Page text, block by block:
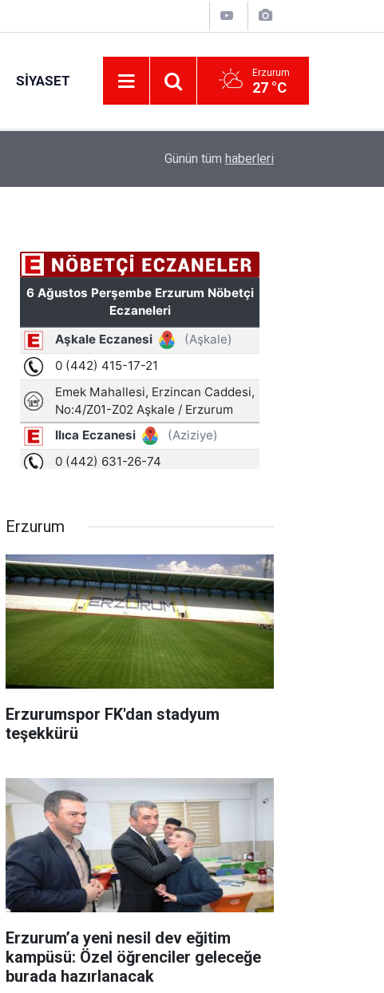
SIYASET Erzurum
27 °C
hazırlanacak
Günün tüm haberleri
Erzurum
Erzurumspor FK'dan stadyum
teşekkürü
Erzurum’a yeni nesil dev eğitim
kampüsü: Özel öğrenciler geleceğe
burada hazırlanacak